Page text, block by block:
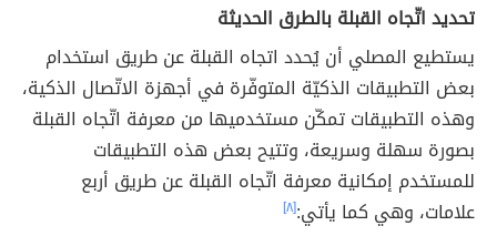
تحديد اتّجاه القبلة بالطرق الحديثة
يستطيع المصلي أن يُحدد اتجاه القبلة عن طريق استخدام
بعض التطبيقات الذكيّة المتوفّرة في أجهزة الاتّصال الذكية،
وهذه التطبيقات تمكّن مستخدميها من معرفة اتّجاه القبلة
بصورة سهلة وسريعة، وتتيح بعض هذه التطبيقات
للمستخدم إمكانية معرفة اتّجاه القبلة عن طريق أربع
علامات، وهي كما يأتي:[٨]